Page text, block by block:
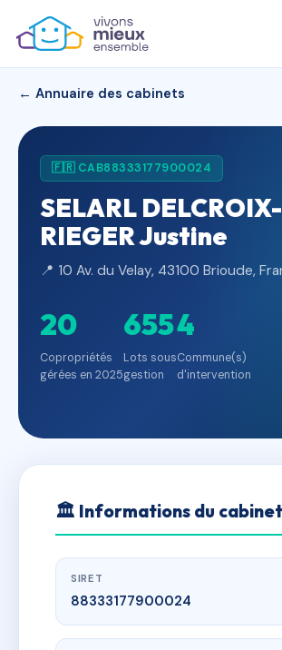
← Annuaire des cabinets
🇫🇷 CAB88333177900024
SELARL DELCROIX-
RIEGER Justine
📍 10 Av. du Velay, 43100 Brioude,
20
Copropriétés
gérées en 2025
655
Lots sous
gestion
4
Commune(s)
d'intervention
🏛 Informations du cabinet
SIRET
88333177900024